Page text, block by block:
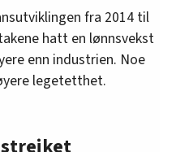
fra 2014 til
hatt en lønnsvekst
enn industrien. Noe
legetetthet.